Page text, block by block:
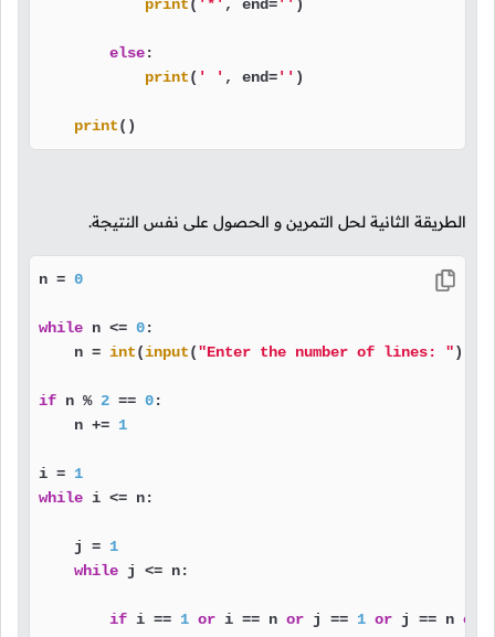
print( '*' , end='' )
else:
print( ' ' , end='' )
print()
الطريقة الثانية لحل التمرين و الحصول على نفس النتيجة.
n = 0
while n <= 0:
    n =
int(input("Enter the number of lines: "))
if n % 2 == 0:
    n +=
1
i = 1
while i <= n:
    j =
1
while j <= n:
if i == 1 or i == n or j == 1 or j == n or